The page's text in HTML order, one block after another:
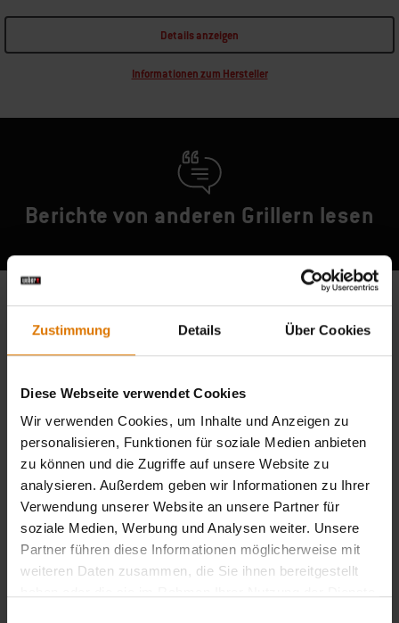
Zustimmung Details Über Cookies
Diese Webseite verwendet Cookies
Wir verwenden Cookies, um Inhalte und Anzeigen zu
personalisieren, Funktionen für soziale Medien anbieten
zu können und die Zugriffe auf unsere Website zu
analysieren. Außerdem geben wir Informationen zu Ihrer
Verwendung unserer Website an unsere Partner für
soziale Medien, Werbung und Analysen weiter. Unsere
Partner führen diese Informationen möglicherweise mit
weiteren Daten zusammen, die Sie ihnen bereitgestellt
Details anzeigen
Informationen zum Hersteller
Berichte von anderen Grillern lesen